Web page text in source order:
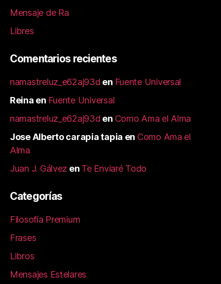
Mensaje de Ra
Libres
Comentarios recientes
namastreluz_e62aj93d en Fuente Universal
Reina en Fuente Universal
namastreluz_e62aj93d en Como Ama el Alma
Jose Alberto carapia tapia en Como Ama el
Alma
Juan J. Gálvez en Te Enviaré Todo
Categorías
Filosofía Premium
Frases
Libros
Mensajes Estelares